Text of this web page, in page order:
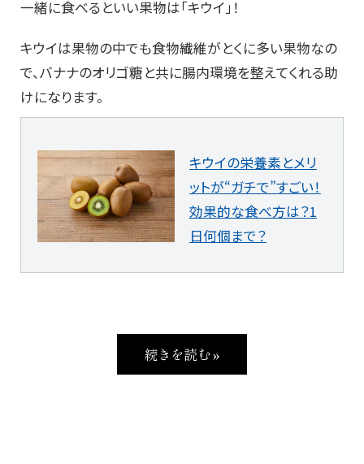
一緒に食べるといい果物は「キウイ」！
キウイは果物の中でも食物繊維がとくに多い果物なの
で、バナナのオリゴ糖と共に腸内環境を整えてくれる助
けになります。
キウイの栄養素とメリ
ットが“ガチで”すごい！
効果的な食べ方は？1
日何個まで？
続きを読む »